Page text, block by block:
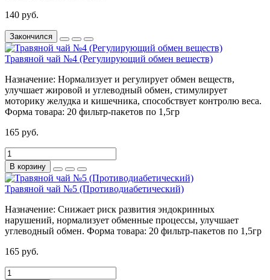
140 руб.
Закончился
Травяной чай №4 (Регулирующий обмен веществ)
Назначение: Нормализует и регулирует обмен веществ,
улучшает жировой и углеводный обмен, стимулирует
моторику желудка и кишечника, способствует контролю веса.
Форма товара: 20 фильтр-пакетов по 1,5гр
165 руб.
В корзину
Травяной чай №5 (Противодиабетический)
Назначение: Снижает риск развития эндокринных
нарушений, нормализует обменные процессы, улучшает
углеводный обмен. Форма товара: 20 фильтр-пакетов по 1,5гр
165 руб.